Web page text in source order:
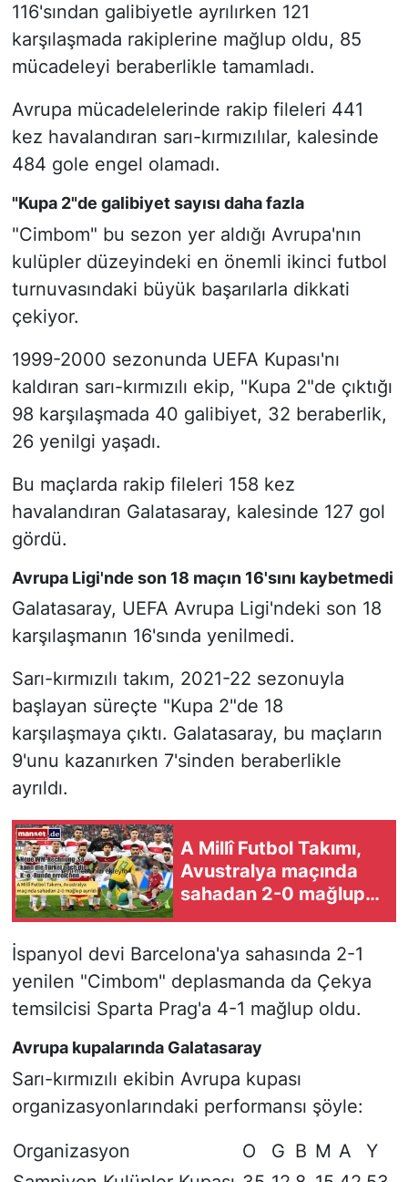
116'sından galibiyetle ayrılırken 121
karşılaşmada rakiplerine mağlup oldu, 85
mücadeleyi beraberlikle tamamladı.
Avrupa mücadelelerinde rakip fileleri 441
kez havalandıran sarı-kırmızılılar, kalesinde
484 gole engel olamadı.
"Kupa 2"de galibiyet sayısı daha fazla
"Cimbom" bu sezon yer aldığı Avrupa'nın
kulüpler düzeyindeki en önemli ikinci futbol
turnuvasındaki büyük başarılarla dikkati
çekiyor.
1999-2000 sezonunda UEFA Kupası'nı
kaldıran sarı-kırmızılı ekip, "Kupa 2"de çıktığı
98 karşılaşmada 40 galibiyet, 32 beraberlik,
26 yenilgi yaşadı.
Bu maçlarda rakip fileleri 158 kez
havalandıran Galatasaray, kalesinde 127 gol
gördü.
Avrupa Ligi'nde son 18 maçın 16'sını kaybetmedi
Galatasaray, UEFA Avrupa Ligi'ndeki son 18
karşılaşmanın 16'sında yenilmedi.
Sarı-kırmızılı takım, 2021-22 sezonuyla
başlayan süreçte "Kupa 2"de 18
karşılaşmaya çıktı. Galatasaray, bu maçların
9'unu kazanırken 7'sinden beraberlikle
ayrıldı.
A Millî Futbol Takımı,
Avustralya maçında
sahadan 2-0 mağlup
ayrıldı
İspanyol devi Barcelona'ya sahasında 2-1
yenilen "Cimbom" deplasmanda da Çekya
temsilcisi Sparta Prag'a 4-1 mağlup oldu.
Avrupa kupalarında Galatasaray
Sarı-kırmızılı ekibin Avrupa kupası
organizasyonlarındaki performansı şöyle:
Organizasyon O G B M A
Y